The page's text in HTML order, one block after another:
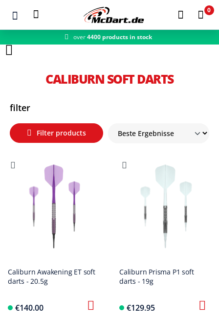
Zum Hauptinhalt springen
0
over4400 products in stock
CALIBURN SOFT DARTS
filter
Filter products
Caliburn Awakening ET soft
darts - 20.5g
€140.00
Caliburn Prisma P1 soft
darts - 19g
€129.95